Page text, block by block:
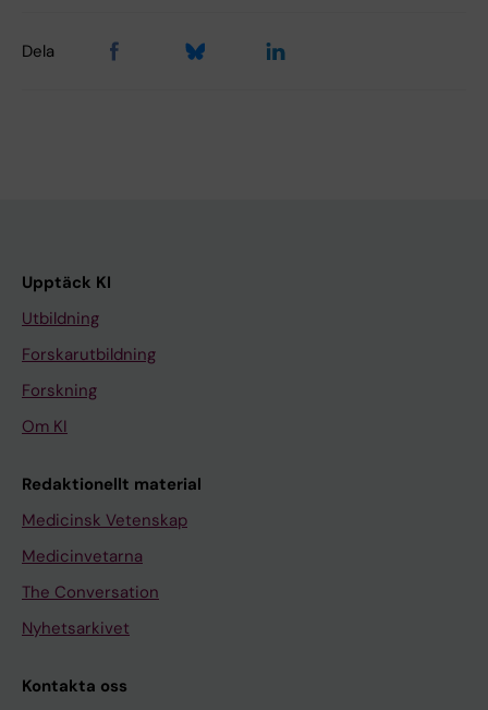
Dela
Upptäck KI
Utbildning
Forskarutbildning
Forskning
Om KI
Redaktionellt material
Medicinsk Vetenskap
Medicinvetarna
The Conversation
Nyhetsarkivet
Kontakta oss